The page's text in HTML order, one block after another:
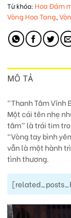
Từ khóa: Hoa Đám
Vòng Hoa Tang,
MÔ TẢ
“Thanh Tâm Vĩnh
Một cái tên nhẹ
tâm” là trái tim
“Vòng tay bình
vẫn là một hành
tình thương.